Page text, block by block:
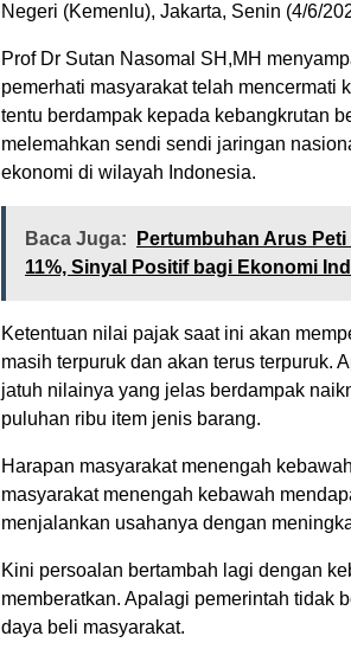
Negeri (Kemenlu), Jakarta, Senin (4/6/
Prof Dr Sutan Nasomal SH,MH
pemerhati masyarakat telah mencermati
tentu berdampak kepada kebangkrutan
melemahkan sendi sendi jaringan
ekonomi di wilayah Indonesia.
Baca Juga:
Pertumbuhan Arus
11%, Sinyal Positif bagi Ekonomi
Ketentuan nilai pajak saat ini akan
masih terpuruk dan akan terus terpuruk.
jatuh nilainya yang jelas berdampak
puluhan ribu item jenis barang.
Harapan masyarakat menengah
masyarakat menengah kebawah
menjalankan usahanya dengan
Kini persoalan bertambah lagi dengan
memberatkan. Apalagi pemerintah tidak
daya beli masyarakat.